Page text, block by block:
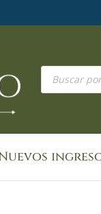
Búsqueda
productos